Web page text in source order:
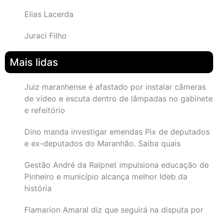
Elias Lacerda
Juraci Filho
Mais lidas
Juiz maranhense é afastado por instalar câmeras
de vídeo e escuta dentro de lâmpadas no gabinete
e refeitório
Dino manda investigar emendas Pix de deputados
e ex-deputados do Maranhão. Saiba quais
Gestão André da Ralpnet impulsiona educação de
Pinheiro e município alcança melhor Ideb da
história
Flamarion Amaral diz que seguirá na disputa por